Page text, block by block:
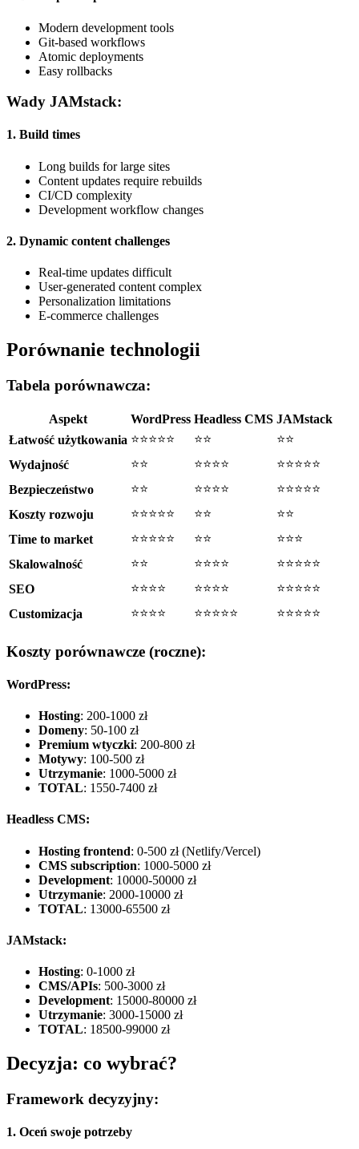
Modern development tools
Git-based workflows
Atomic deployments
Easy rollbacks
Wady JAMstack:
1. Build times
Long builds for large sites
Content updates require rebuilds
CI/CD complexity
Development workflow changes
2. Dynamic content challenges
Real-time updates difficult
User-generated content complex
Personalization limitations
E-commerce challenges
Porównanie technologii
Tabela porównawcza:
Aspekt WordPress Headless CMS JAMstack
Łatwość użytkowania ⭐⭐⭐⭐⭐ ⭐⭐
⭐⭐
Wydajność
⭐⭐ ⭐⭐⭐⭐
⭐⭐⭐⭐⭐
Bezpieczeństwo
⭐⭐ ⭐⭐⭐⭐
⭐⭐⭐⭐⭐
Koszty rozwoju
⭐⭐⭐⭐⭐ ⭐⭐
⭐⭐
Time to market
⭐⭐⭐⭐⭐ ⭐⭐
⭐⭐⭐
Skalowalność
⭐⭐ ⭐⭐⭐⭐
⭐⭐⭐⭐⭐
SEO
⭐⭐⭐⭐ ⭐⭐⭐⭐
⭐⭐⭐⭐⭐
Customizacja
⭐⭐⭐⭐ ⭐⭐⭐⭐⭐ ⭐⭐⭐⭐⭐
Koszty porównawcze (roczne):
WordPress:
Hosting: 200-1000 zł
Domeny: 50-100 zł
Premium wtyczki: 200-800 zł
Motywy: 100-500 zł
Utrzymanie: 1000-5000 zł
TOTAL: 1550-7400 zł
Headless CMS:
Hosting frontend: 0-500 zł (Netlify/Vercel)
CMS subscription: 1000-5000 zł
Development: 10000-50000 zł
Utrzymanie: 2000-10000 zł
TOTAL: 13000-65500 zł
JAMstack:
Hosting: 0-1000 zł
CMS/APIs: 500-3000 zł
Development: 15000-80000 zł
Utrzymanie: 3000-15000 zł
TOTAL: 18500-99000 zł
Decyzja: co wybrać?
Framework decyzyjny:
1. Oceń swoje potrzeby